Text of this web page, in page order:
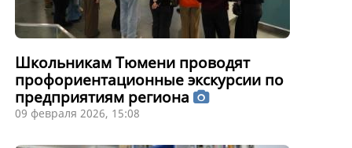
Школьникам Тюмени проводят
профориентационные экскурсии по
предприятиям региона
09 февраля 2026, 15:08